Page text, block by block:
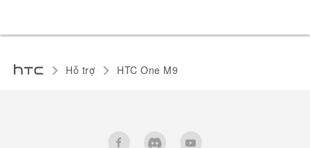
Hỗ trợ HTC One M9‎